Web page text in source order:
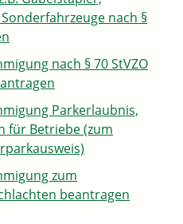
nach §
nach § 70 StVZO
Parkerlaubnis,
für Betriebe (zum
zum
beantragen